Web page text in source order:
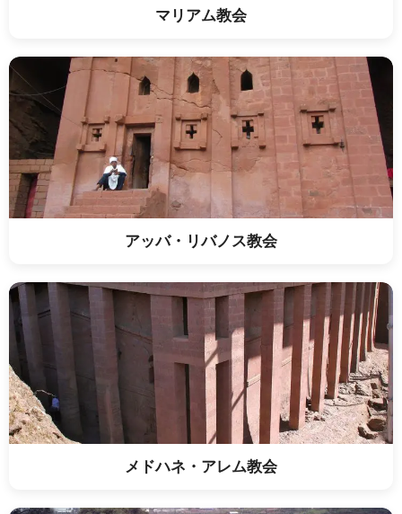
マリアム教会
アッバ・リバノス教会
メドハネ・アレム教会